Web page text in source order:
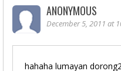
ANONYMOUS
December 5, 2011 at
hahaha lumayan